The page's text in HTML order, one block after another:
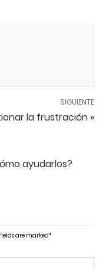
SIGUIENTE
la frustración »
ayudarlos?
are marked*